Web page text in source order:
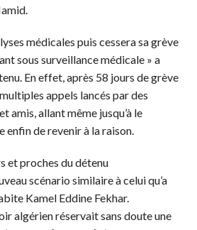
médicales puis cessera sa grève
sous surveillance médicale » a
En effet, après 58 jours de grève
appels lancés par des
amis, allant même jusqu’à le
enfin de revenir à la raison.
et proches du détenu
scénario similaire à celui qu’a
Kamel Eddine Fekhar.
algérien réservait sans doute une